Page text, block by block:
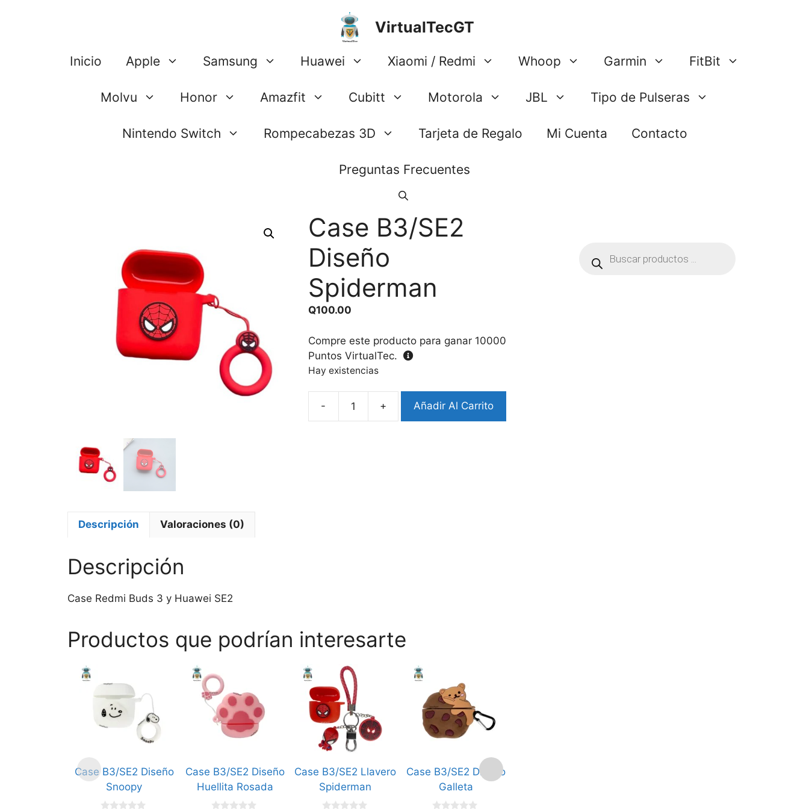
VirtualTecGT
Inicio Apple Samsung Huawei Xiaomi / Redmi Whoop Garmin FitBit
Molvu Honor Amazfit Cubitt Motorola JBL Tipo de Pulseras
Nintendo Switch Rompecabezas 3D Tarjeta de Regalo Mi Cuenta Contacto
Preguntas Frecuentes
Case B3/SE2
Diseño
Spiderman
Q100.00
Compre este producto para ganar 10000
Puntos VirtualTec.
Hay existencias
- + Añadir Al Carrito
Descripción Valoraciones (0)
Descripción
Case Redmi Buds 3 y Huawei SE2
Productos que podrían interesarte
Case B3/SE2 Diseño
Snoopy
Case B3/SE2 Diseño
Huellita Rosada
Case B3/SE2 Llavero
Spiderman
Case B3/SE2 Diseño
Galleta
productos